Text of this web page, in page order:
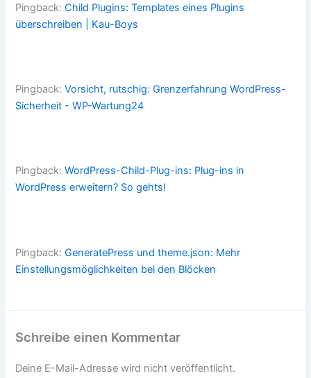
Pingback:Child Plugins: Templates eines Plugins
überschreiben | Kau-Boys
Pingback:Vorsicht, rutschig: Grenzerfahrung WordPress-
Sicherheit - WP-Wartung24
Pingback:WordPress-Child-Plug-ins: Plug-ins in
WordPress erweitern? So gehts!
Pingback:GeneratePress und theme.json: Mehr
Einstellungsmöglichkeiten bei den Blöcken
Schreibe einen Kommentar
Deine E-Mail-Adresse wird nicht veröffentlicht.